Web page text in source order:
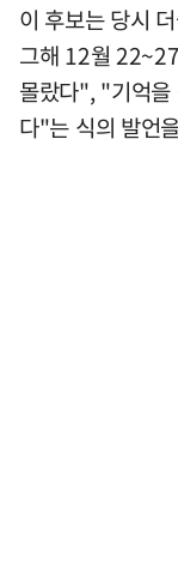
이 후보는 당시
그해 12월
몰랐다", "기억
다"는 식의 발언